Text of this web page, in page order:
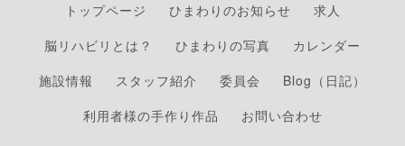
トップページ ひまわりのお知らせ
求人
脳リハビリとは？
ひまわりの写真
カレンダー
施設情報
スタッフ紹介 委員会
Blog（日記）
利用者様の手作り作品
お問い合わせ